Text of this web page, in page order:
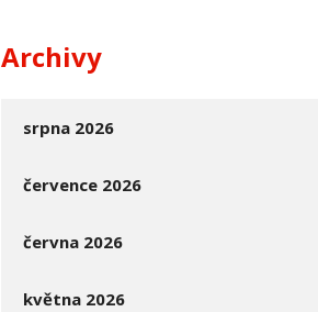
Archivy
srpna 2026
července 2026
června 2026
května 2026